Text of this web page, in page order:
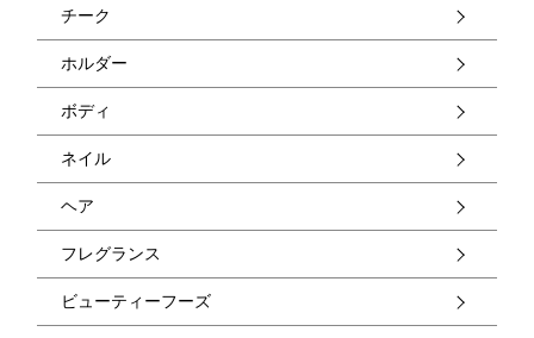
チーク
ホルダー
ボディ
ネイル
ヘア
フレグランス
ビューティーフーズ